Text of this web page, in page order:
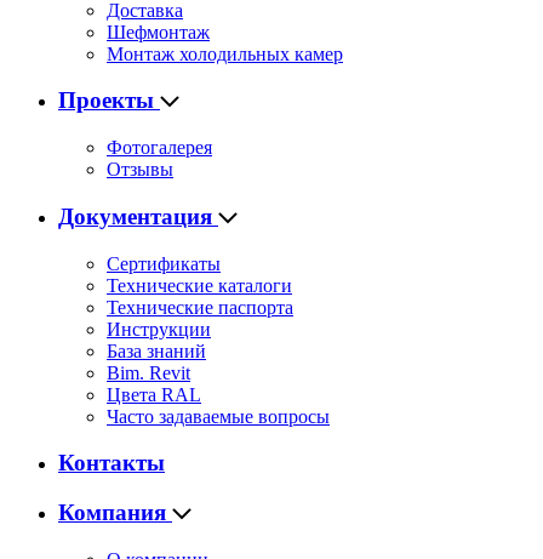
Доставка
Шефмонтаж
Монтаж холодильных камер
Проекты
Фотогалерея
Отзывы
Документация
Сертификаты
Технические каталоги
Технические паспорта
Инструкции
База знаний
Bim. Revit
Цвета RAL
Часто задаваемые вопросы
Контакты
Компания